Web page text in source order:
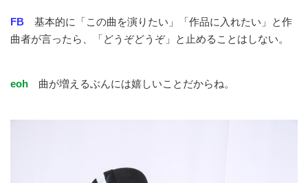
FB 基本的に「この曲を演りたい」「作品に入れたい」と作
曲者が言ったら、「どうぞどうぞ」と止めることはしない。
eoh 曲が増えるぶんには嬉しいことだからね。